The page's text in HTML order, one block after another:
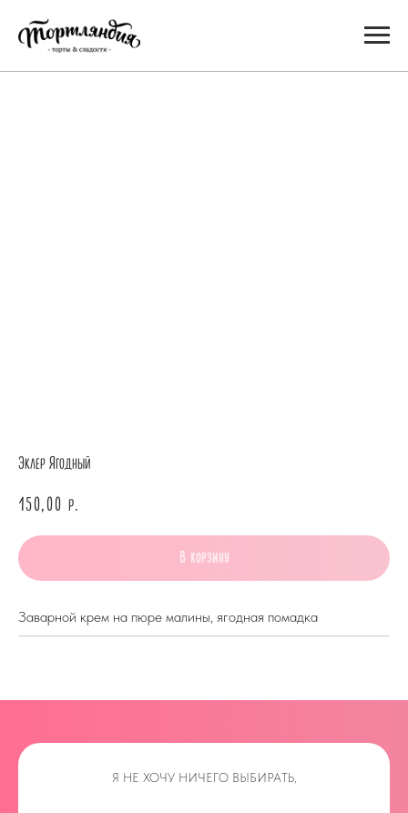
Эклер Ягодный
150,00 р.
В корзину
Заварной крем на пюре малины, ягодная помадка
Я НЕ ХОЧУ НИЧЕГО ВЫБИРАТЬ,